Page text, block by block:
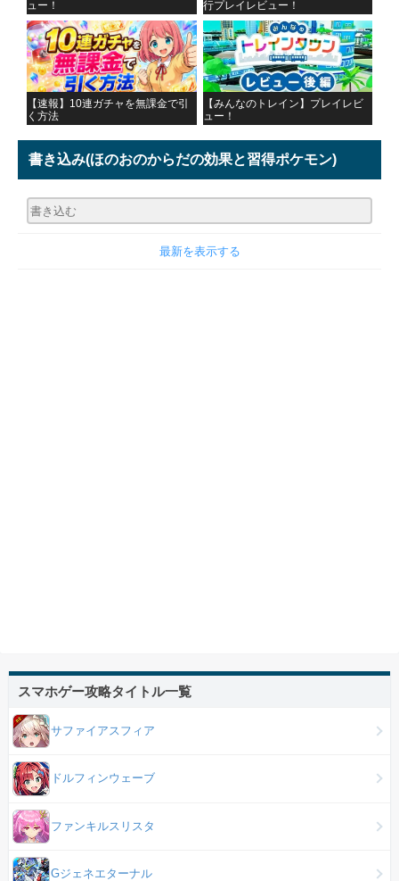
ュー！ 行プレイレビュー！
【速報】10連ガチャを無課金で引
く方法
【みんなのトレイン】プレイレビ
ュー！
書き込み(ほのおのからだの効果と習得ポケモン)
最新を表示する
スマホゲー攻略タイトル一覧
サファイアスフィア
ドルフィンウェーブ
ファンキルスリスタ
Gジェネエターナル